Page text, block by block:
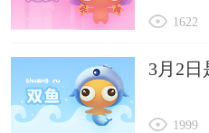
1622
3月2日
1999